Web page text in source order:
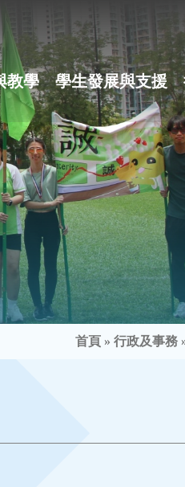
教學 學生發展與支援
首頁» 行政及事務